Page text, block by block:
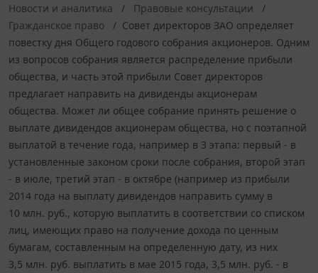
Новости и аналитика
Правовые консультации
Гражданское право
Совет директоров ЗАО определяет
повестку дня Общего годового собрания акционеров. Одним
из вопросов собрания является распределение прибыли
общества, и часть этой прибыли Совет директоров
предлагает направить на дивиденды акционерам
общества. Может ли общее собрание принять решение о
выплате дивидендов акционерам общества, но с поэтапной
выплатой в течение года, например в 3 этапа: первый - в
установленные законом сроки после собрания, второй этап
- в июле, третий этап - в октябре (например из прибыли
2014 года на выплату дивидендов направить сумму в
10 млн. руб., которую выплатить в соответствии со списком
лиц, имеющих право на получение дохода по ценным
бумагам, составленным на определенную дату, из них
3,5 млн. руб. выплатить в мае 2015 года, 3,5 млн. руб. - в